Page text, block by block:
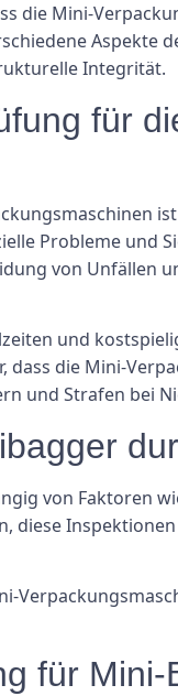
die Mini-
Aspekte
Integrität.
für
Probleme und
von Unfällen
und
die Mini-
und Strafen bei
von Faktoren
für